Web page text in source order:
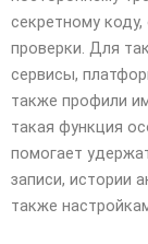
секретному
проверки. Для
сервисы,
также профили
такая функция
помогает
записи, истории
также